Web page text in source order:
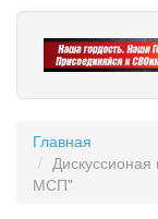
Главная
МСП"